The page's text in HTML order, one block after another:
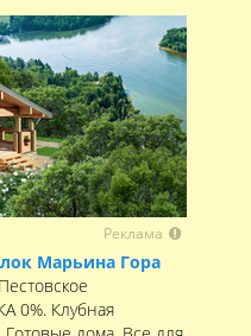
Реклама
Марьина Гора
0%. Клубная